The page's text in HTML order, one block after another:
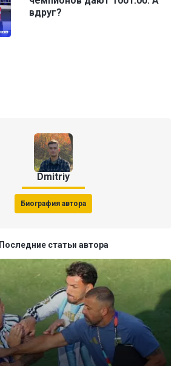
вдруг?
Dmitriy
Биография автора
Последние статьи автора